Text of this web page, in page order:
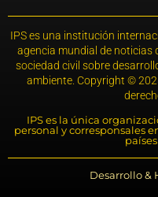
IPS es una institución
agencia mundial de noticias
sociedad civil sobre
ambiente. Copyright ©
IPS es la única
personal y corresponsales
Desarrollo &